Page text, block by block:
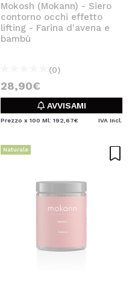
Mokosh (Mokann) - Siero
contorno occhi effetto
lifting - Farina d'avena e
bambù
(0)
28,90€
AVVISAMI
Prezzo x 100 Ml: 192,67€ IVA Incl.
Naturale